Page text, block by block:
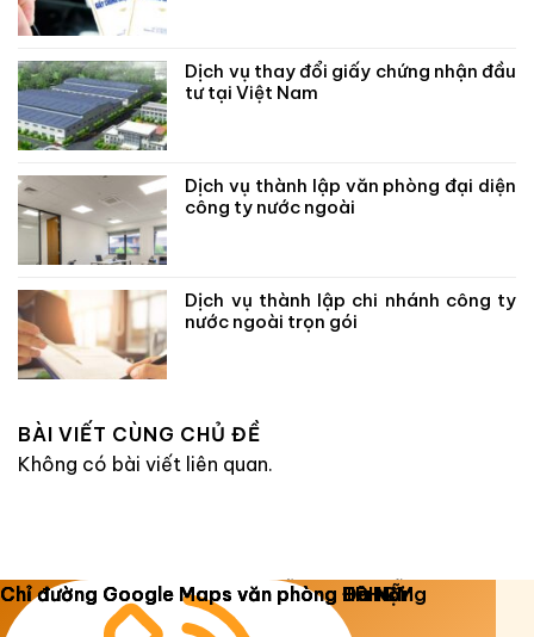
Dịch vụ thay đổi giấy chứng nhận đầu
tư tại Việt Nam
Dịch vụ thành lập văn phòng đại diện
công ty nước ngoài
Dịch vụ thành lập chi nhánh công ty
nước ngoài trọn gói
BÀI VIẾT CÙNG CHỦ ĐỀ
Không có bài viết liên quan.
Copyright 2026 © Luật Dương Gia